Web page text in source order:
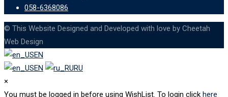
058-6368086
© This Website Designed and Developed with love by Cheetah
Web Design
EN
EN
RU
×
You must be logged in before using WishList. To login click here